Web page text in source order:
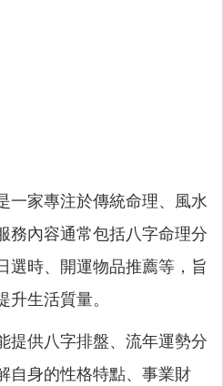
一家專注於傳統命理、風水
務內容通常包括八字命理分
選時、開運物品推薦等，旨
生活質量。
提供八字排盤、流年運勢分
自身的性格特點、事業財